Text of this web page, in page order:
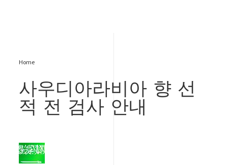
Home
사우디아라비아 향 선
적 전 검사 안내
Image